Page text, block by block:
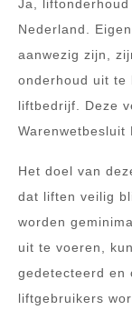
Ja,
Nederland.
aanwezig zijn,
onderhoud uit te
liftbedrijf. Deze
Warenwetbesluit
Het doel van
dat liften veilig
worden
uit te voeren,
gedetecteerd en
liftgebruikers